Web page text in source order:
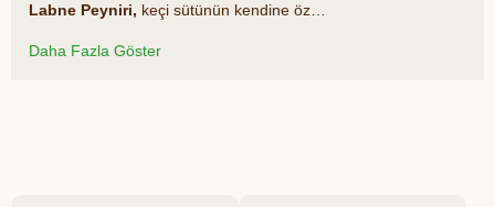
Labne Peyniri, keçi sütünün kendine özgü
sofralarınıza sağlık ve keyif katıyor.
Daha Fazla Göster